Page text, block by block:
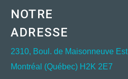
NOTRE
ADRESSE
2310, Boul. de Maisonneuve Est
Montréal (Québec) H2K 2E7